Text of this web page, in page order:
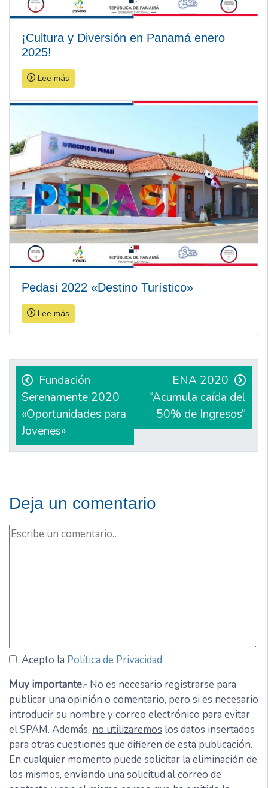
¡Cultura y Diversión en Panamá enero
2025!
Lee más
Pedasi 2022 «Destino Turístico»
Lee más
Navegación
de
entradas
Fundación
Serenamente 2020
«Oportunidades para
Jovenes»
ENA 2020
“Acumula caída del
50% de Ingresos”
Deja un comentario
Acepto la Política de Privacidad
Muy importante.- No es necesario registrarse para
publicar una opinión o comentario, pero si es necesario
introducir su nombre y correo electrónico para evitar
el SPAM. Además, no utilizaremos los datos insertados
para otras cuestiones que difieren de esta publicación.
En cualquier momento puede solicitar la eliminación de
los mismos, enviando una solicitud al correo de